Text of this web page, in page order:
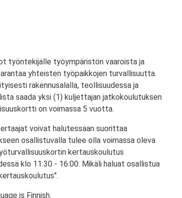
työntekijälle työympäristön vaaroista ja
yhteisten työpaikkojen turvallisuutta.
rakennusalalla, teollisuudessa ja
saada yksi (1) kuljettajan jatkokoulutuksen
on voimassa 5 vuotta.
voivat halutessaan suorittaa
osallistuvalla tulee olla voimassa oleva
kertauskoulutus
klo 11:30 - 16:00. Mikäli haluat osallistua
is Finnish.